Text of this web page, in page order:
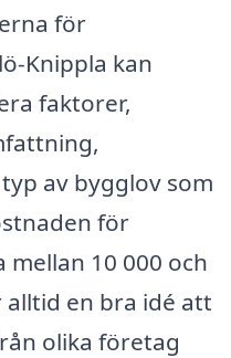
för
Knippla kan
faktorer,
av bygglov som
för
10 000 och
alltid en bra idé att
olika företag